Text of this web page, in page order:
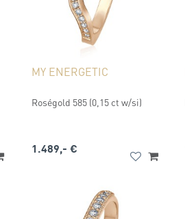
MY ENERGETIC
Roségold 585 (0,15 ct w/si)
1.489,- €